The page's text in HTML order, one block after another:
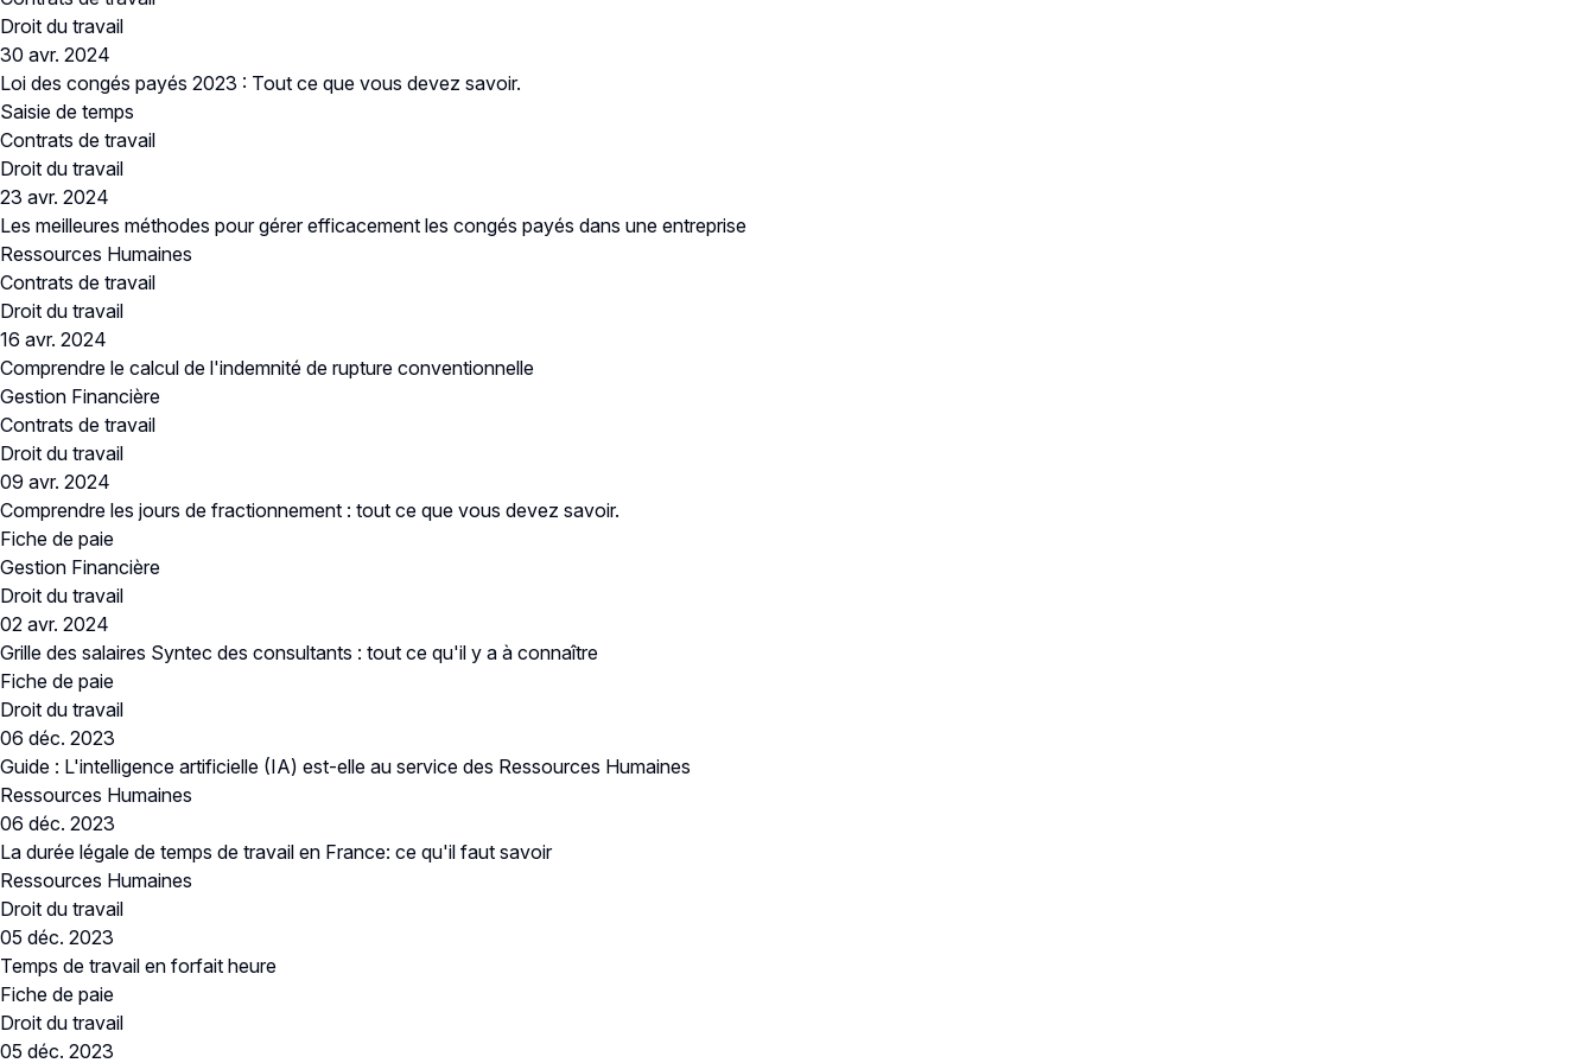
Droit du travail
30 avr. 2024
Loi des congés payés 2023 : Tout ce que vous devez savoir.
Saisie de temps
Contrats de travail
Droit du travail
23 avr. 2024
Les meilleures méthodes pour gérer efficacement les congés payés dans une entreprise
Ressources Humaines
Contrats de travail
Droit du travail
16 avr. 2024
Comprendre le calcul de l'indemnité de rupture conventionnelle
Gestion Financière
Contrats de travail
Droit du travail
09 avr. 2024
Comprendre les jours de fractionnement : tout ce que vous devez savoir.
Fiche de paie
Gestion Financière
Droit du travail
02 avr. 2024
Grille des salaires Syntec des consultants : tout ce qu'il y a à connaître
Fiche de paie
Droit du travail
06 déc. 2023
Guide : L'intelligence artificielle (IA) est-elle au service des Ressources Humaines
Ressources Humaines
06 déc. 2023
La durée légale de temps de travail en France: ce qu'il faut savoir
Ressources Humaines
Droit du travail
05 déc. 2023
Temps de travail en forfait heure
Fiche de paie
Droit du travail
05 déc. 2023